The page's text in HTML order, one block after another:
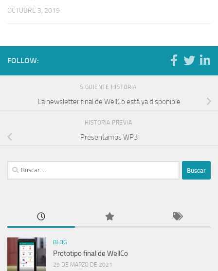
OCTUBRE 3, 2019
FOLLOW:
SIGUIENTE HISTORIA
La newsletter final de WellCo está ya disponible
HISTORIA PREVIA
Presentamos WP3
Buscar:
BLOG
Prototipo final de WellCo
29 DE MARZO DE 2021